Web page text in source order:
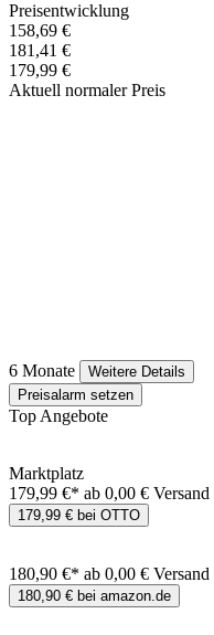
Preisentwicklung
158,69 €
181,41 €
179,99 €
Aktuell normaler Preis
6 Monate
Weitere Details
Preisalarm setzen
Top Angebote
Marktplatz
179,99 €* ab 0,00 € Versand
179,99 € bei OTTO
180,90 €* ab 0,00 € Versand
180,90 € bei amazon.de